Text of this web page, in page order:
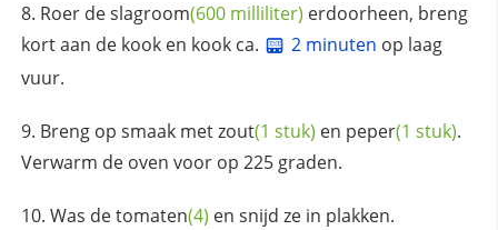
Roer deslagroom(600 milliliter) erdoorheen, breng
kort aan de kook en kook ca.
2 minuten op laag
vuur.
Breng op smaak metzout(1 stuk) en peper(1 stuk).
Verwarm de oven voor op 225 graden.
Was detomaten(4) en snijd ze in plakken.